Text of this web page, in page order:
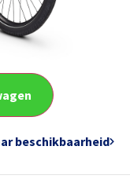
beschikbaarheid